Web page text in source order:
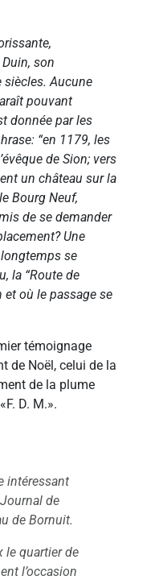
son
Aucune
pouvant
donnée par les
“en 1179, les
de Sion; vers
un château sur la
Bourg Neuf,
de se demander
Une
se
la “Route de
et où le passage se
témoignage
de Noël, celui de la
de la plume
D. M.».
intéressant
de
de Bornuit.
le quartier de
l’occasion